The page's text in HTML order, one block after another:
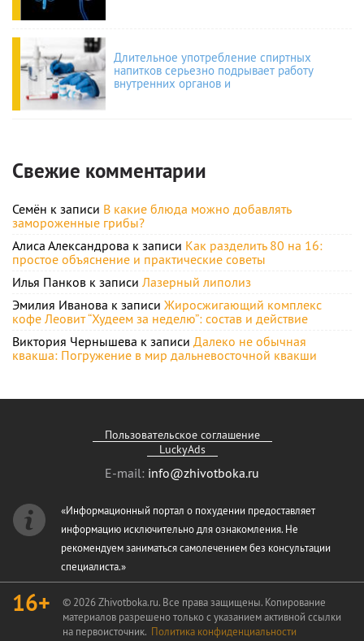
Длительное употребление спиртных
напитков серьезно подрывает работу
внутренних органов и
Свежие комментарии
Семён к записи В какие блюда можно добавлять
замороженные грибы?
Алиса Александрова к записи Как разделить 80 на 16:
простое объяснение и практические советы
Илья Панков к записи Лазерный липолиз
Эмилия Иванова к записи Жиросжигающий комплекс
кофе Леовит “Худеем за неделю”: состав и действие
Виктория Чернышева к записи Далеко не обычная
квакша: Погружение в мир дальневосточной квакши
Пользовательское соглашение
LuckyAds
E-mail: info@zhivotboka.ru
«Информационный портал о похудении предоставляет
информацию исключительно для ознакомления. Не
рекомендуем заниматься самолечением без консультации
специалиста.»
16+
© 2026 Zhivotboka.ru. Все права защищены. Копирование
материалов разрешено только с указанием активной ссылки
на первоисточник. Политика конфиденциальности